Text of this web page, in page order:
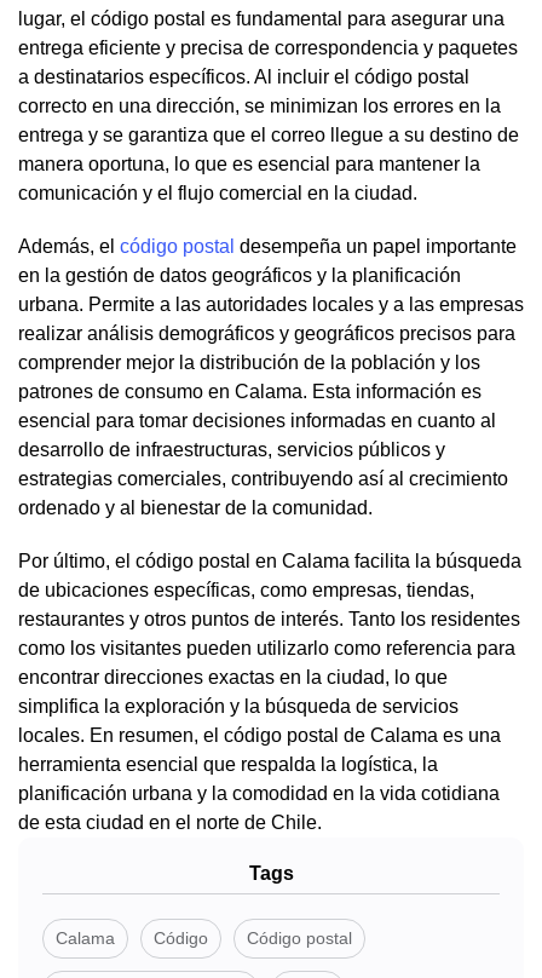
lugar, el código postal es fundamental para asegurar una
entrega eficiente y precisa de correspondencia y paquetes
a destinatarios específicos. Al incluir el código postal
correcto en una dirección, se minimizan los errores en la
entrega y se garantiza que el correo llegue a su destino de
manera oportuna, lo que es esencial para mantener la
comunicación y el flujo comercial en la ciudad.
Además, el código postal desempeña un papel importante
en la gestión de datos geográficos y la planificación
urbana. Permite a las autoridades locales y a las empresas
realizar análisis demográficos y geográficos precisos para
comprender mejor la distribución de la población y los
patrones de consumo en Calama. Esta información es
esencial para tomar decisiones informadas en cuanto al
desarrollo de infraestructuras, servicios públicos y
estrategias comerciales, contribuyendo así al crecimiento
ordenado y al bienestar de la comunidad.
Por último, el código postal en Calama facilita la búsqueda
de ubicaciones específicas, como empresas, tiendas,
restaurantes y otros puntos de interés. Tanto los residentes
como los visitantes pueden utilizarlo como referencia para
encontrar direcciones exactas en la ciudad, lo que
simplifica la exploración y la búsqueda de servicios
locales. En resumen, el código postal de Calama es una
herramienta esencial que respalda la logística, la
planificación urbana y la comodidad en la vida cotidiana
de esta ciudad en el norte de Chile.
Tags
Calama Código Código postal